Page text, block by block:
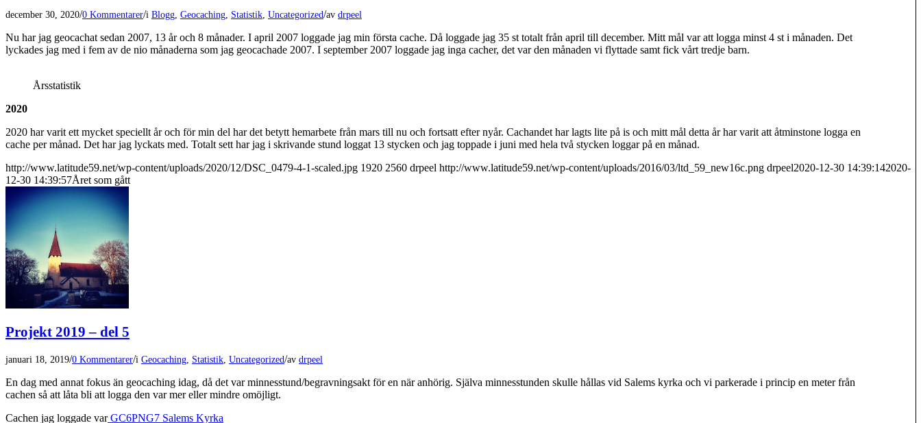
december 30, 2020/0 Kommentarer/i Blogg Geocaching Statistik Uncategorized/av drpeel
Nu har jag geocachat sedan 2007, 13 år och 8 månader. I april 2007 loggade jag min första cache. Då loggade jag 35 st totalt från april till december. Mitt mål var att logga minst 4 st i månaden. Det
lyckades jag med i fem av de nio månaderna som jag geocachade 2007. I september 2007 loggade jag inga cacher, det var den månaden vi flyttade samt fick vårt tredje barn.
Årsstatistik
2020
2020 har varit ett mycket speciellt år och för min del har det betytt hemarbete från mars till nu och fortsatt efter nyår. Cachandet har lagts lite på is och mitt mål detta år har varit att åtminstone logga en
cache per månad. Det har jag lyckats med. Totalt sett har jag i skrivande stund loggat 13 stycken och jag toppade i juni med hela två stycken loggar på en månad.
http://www.latitude59.net/wp-content/uploads/2020/12/DSC_0479-4-1-scaled.jpg 1920 2560 drpeel http://www.latitude59.net/wp-content/uploads/2016/03/ltd_59_new16c.png drpeel2020-12-30 14:39:142020-
12-30 14:39:57Året som gått
Projekt 2019 – del 5
januari 18, 2019/0 Kommentarer/i Geocaching, Statistik, Uncategorized/av drpeel
En dag med annat fokus än geocaching idag, då det var minnesstund/begravningsakt för en när anhörig. Själva minnesstunden skulle hållas vid Salems kyrka och vi parkerade i princip en meter från
cachen så att låta bli att logga den var mer eller mindre omöjligt.
Cachen jag loggade varGC6PNG7 Salems Kyrka